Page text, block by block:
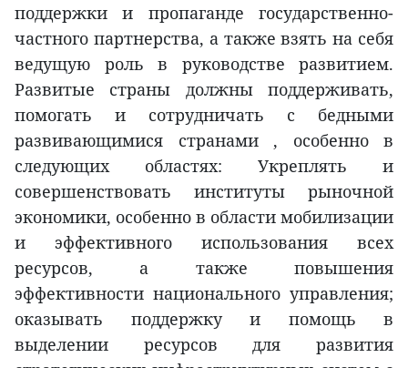
поддержки и пропаганде государственно-
частного партнерства, а также взять на себя
ведущую роль в руководстве развитием.
Развитые страны должны поддерживать,
помогать и сотрудничать с бедными
развивающимися странами , особенно в
следующих областях: Укреплять и
совершенствовать институты рыночной
экономики, особенно в области мобилизации
и эффективного использования всех
ресурсов, а также повышения
эффективности национального управления;
оказывать поддержку и помощь в
выделении ресурсов для развития